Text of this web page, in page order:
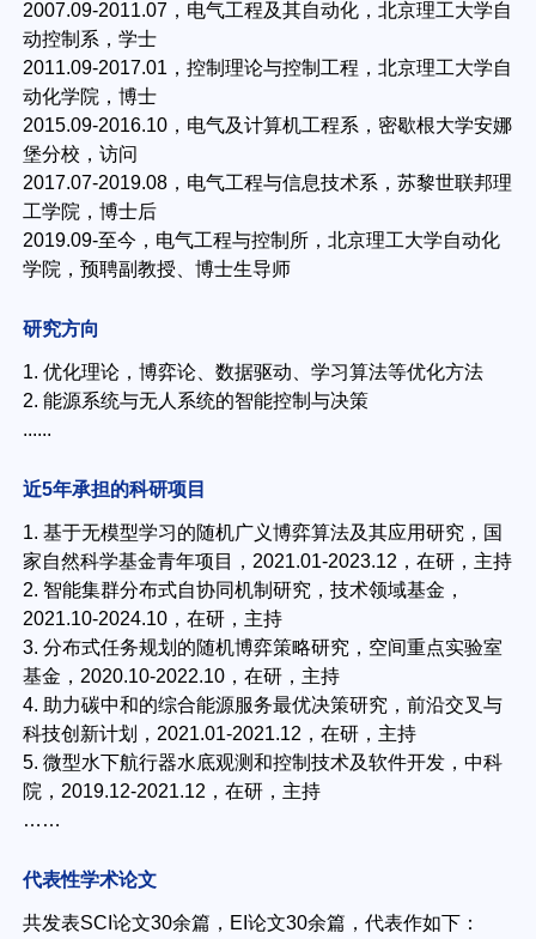
2007.09-2011.07，电气工程及其自动化，北京理工大学自
动控制系，学士
2011.09-2017.01，控制理论与控制工程，北京理工大学自
动化学院，博士
2015.09-2016.10，电气及计算机工程系，密歇根大学安娜
堡分校，访问
2017.07-2019.08，电气工程与信息技术系，苏黎世联邦理
工学院，博士后
2019.09-至今，电气工程与控制所，北京理工大学自动化
学院，预聘副教授、博士生导师
研究方向
1. 优化理论，博弈论、数据驱动、学习算法等优化方法
2. 能源系统与无人系统的智能控制与决策
......
近5年承担的科研项目
1. 基于无模型学习的随机广义博弈算法及其应用研究，国
家自然科学基金青年项目，2021.01-2023.12，在研，主持
2. 智能集群分布式自协同机制研究，技术领域基金，
2021.10-2024.10，在研，主持
3. 分布式任务规划的随机博弈策略研究，空间重点实验室
基金，2020.10-2022.10，在研，主持
4. 助力碳中和的综合能源服务最优决策研究，前沿交叉与
科技创新计划，2021.01-2021.12，在研，主持
5. 微型水下航行器水底观测和控制技术及软件开发，中科
院，2019.12-2021.12，在研，主持
……
代表性学术论文
共发表SCI论文30余篇，EI论文30余篇，代表作如下：